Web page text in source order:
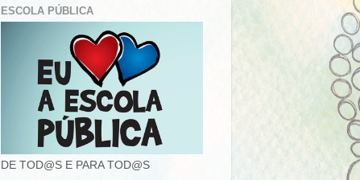
ESCOLA PÚBLICA
DE TOD@S E PARA TOD@S